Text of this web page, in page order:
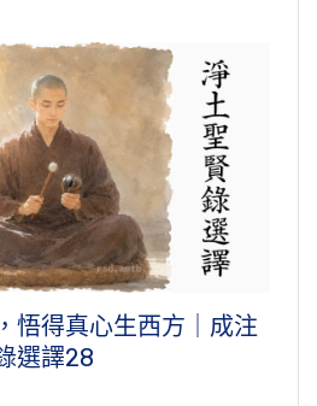
悟得真心生西方｜成注
選譯28